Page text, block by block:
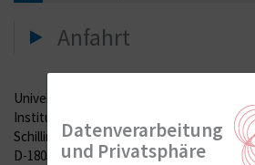
Anfahrt
Universitätsmedizin Rostock
Institut für Pharmakologie und Toxikologie
Schillingallee 70
D-18057 Rostock
Datenverarbeitung
und Privatsphäre